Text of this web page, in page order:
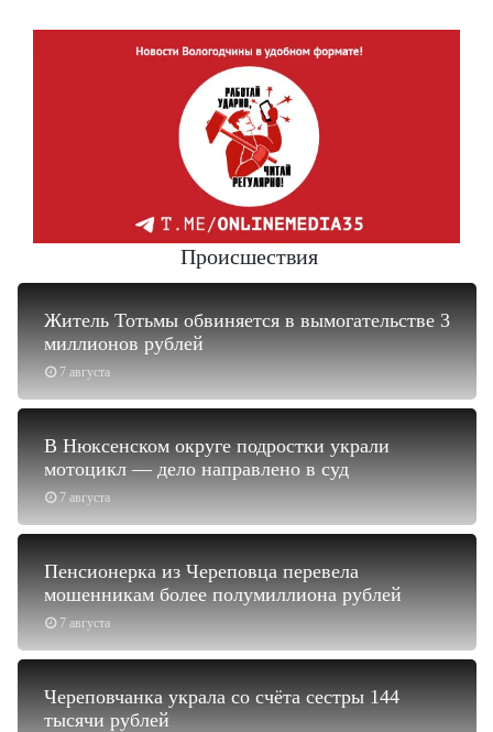
Происшествия
7 августа
Житель Тотьмы обвиняется в вымогательстве 3
миллионов рублей
7 августа
В Нюксенском округе подростки украли
мотоцикл — дело направлено в суд
7 августа
Пенсионерка из Череповца перевела
мошенникам более полумиллиона рублей
Череповчанка украла со счёта сестры 144
тысячи рублей